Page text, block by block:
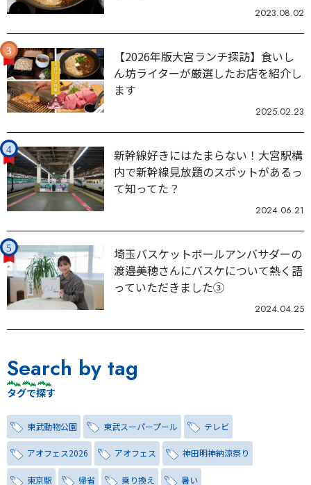
2023.08.02
【2026年版大宮ランチ探訪】食いし
ん坊ライターが厳選したお店を紹介し
ます
2025.02.23
新幹線好きにはたまらない！大宮駅構
内で新幹線見放題のスポットがあるっ
て知ってた？
2024.06.21
埼玉バスケットボールアンバサダーの
渡邉美穂さんにバスケについて熱く語
っていただきました③
2024.04.25
Search by tag
タグで探す
東武動物公園 東武スーパープール テレビ
アオフェス2026 アオフェス 神田明神納涼祭り
東京駅 帰省 乗り換え 暑い